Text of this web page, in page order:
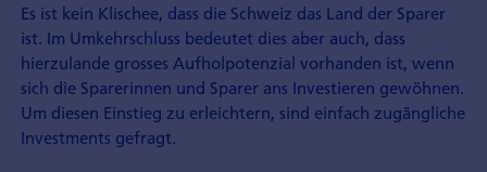
Es ist kein Klischee, dass die Schweiz das Land der Sparer
ist. Im Umkehrschluss bedeutet dies aber auch, dass
hierzulande grosses Aufholpotenzial vorhanden ist, wenn
sich die Sparerinnen und Sparer ans Investieren gewöhnen.
Um diesen Einstieg zu erleichtern, sind einfach zugängliche
Investments gefragt.